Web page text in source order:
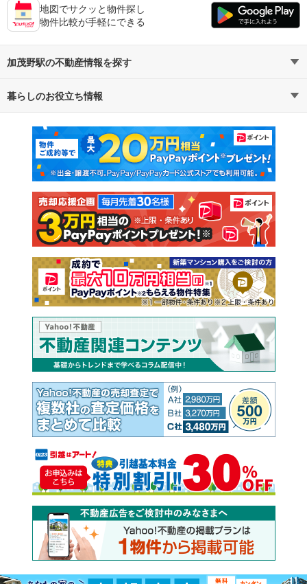
地図でサクッと物件探し
物件比較が手軽にできる
加茂野駅の不動産情報を探す
不動産・住宅
新築マンション 中古マンション
新築一戸建て 中古一戸建て
注文住宅 土地
売却査定
暮らしのお役立ち情報
マンションカタログ 教えて！住まいの先生